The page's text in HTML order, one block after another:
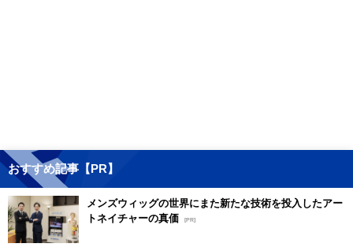
おすすめ記事【PR】
メンズウィッグの世界にまた新たな技術を投入したアー
トネイチャーの真価 [PR]